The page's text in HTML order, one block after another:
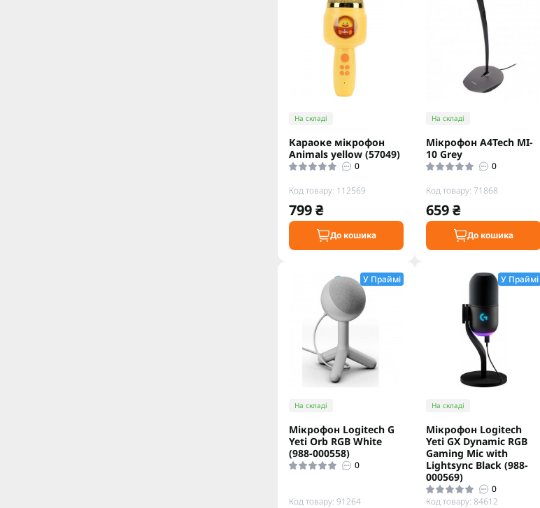
На складі
Караоке мікрофон
Animals yellow (57049)
0
Код товару: 112569
799 ₴
До кошика
На складі
Мiкрофон A4Tech MI-
10 Grey
0
Код товару: 71868
659 ₴
До кошика
У Праймі
На складі
Мiкрофон Logitech G
Yeti Orb RGB White
(988-000558)
0
Код товару: 91264
У Праймі
На складі
Мiкрофон Logitech
Yeti GX Dynamic RGB
Gaming Mic with
Lightsync Black (988-
000569)
0
Код товару: 84612